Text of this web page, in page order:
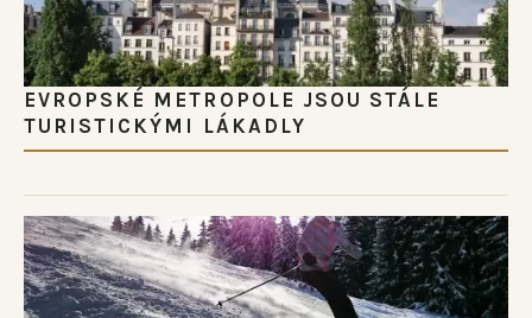
EVROPSKÉ METROPOLE JSOU STÁLE
TURISTICKÝMI LÁKADLY